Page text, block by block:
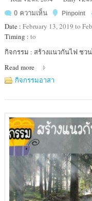
0 ความเห็น
Pinpoint
Date : February 13, 2019 to
Timing : to
Location
เขต
รักษา
สัตว์
ป่า
แม่น้ำ
ภาชี
กิจกรรม : สร้างแนวกันไฟ ชว
Read more
กิจกรรมอาสา